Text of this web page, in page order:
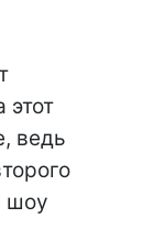
этот
ведь
шоу